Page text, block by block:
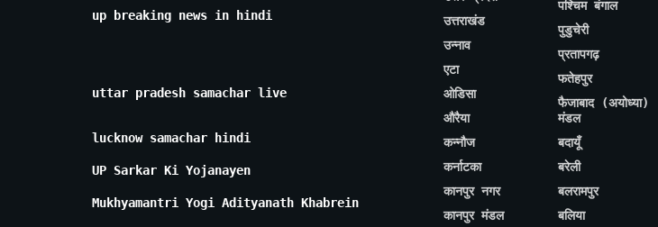
up breaking news in hindi
uttar pradesh samachar live
lucknow samachar hindi
UP Sarkar Ki Yojanayen
Mukhyamantri Yogi Adityanath Khabrein
उत्तराखंड
उन्नाव
एटा
ओडिसा
औरैया
कन्नौज
कर्नाटका
कानपुर नगर
कानपुर मंडल
पश्चिम बंगाल
पुडुचेरी
प्रतापगढ़
फतेहपुर
फैजाबाद (अयोध्या)
मंडल
बदायूँ
बरेली
बलरामपुर
बलिया